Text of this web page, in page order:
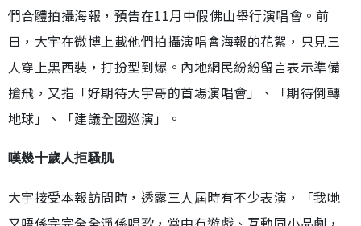
們合體拍攝海報，預告在11月中假佛山舉行演唱會。前
日，大宇在微博上載他們拍攝演唱會海報的花絮，只見三
人穿上黑西裝，打扮型到爆。內地網民紛紛留言表示準備
搶飛，又指「好期待大宇哥的首場演唱會」、「期待倒轉
地球」、「建議全國巡演」。
嘆幾十歲人拒騷肌
大宇接受本報訪問時，透露三人屆時有不少表演，「我哋